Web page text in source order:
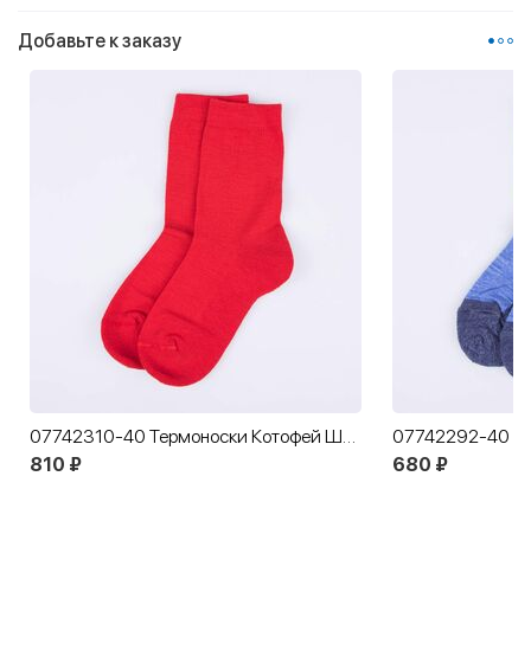
Добавьте к заказу
07742310-40 Термоноски Котофей Шерсть красные
810 ₽
680 ₽